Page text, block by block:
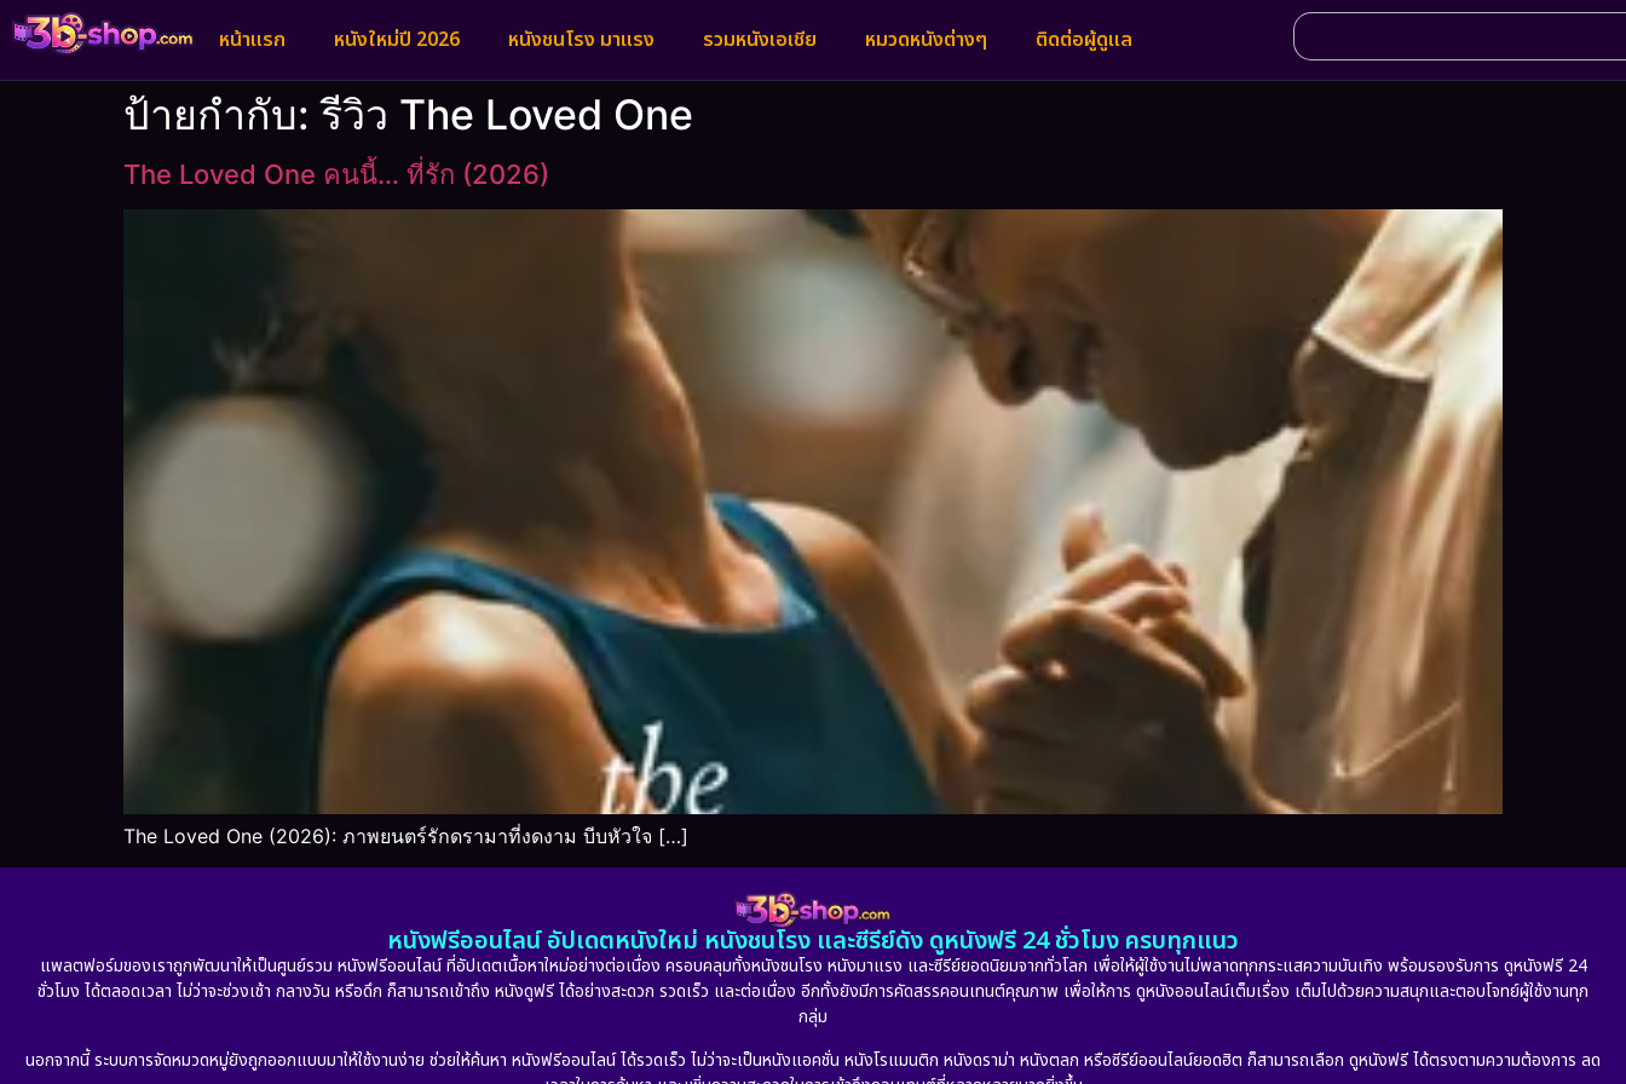
หน้าแรก หนังใหม่ปี 2026 หนังชนโรง มาแรง รวมหนังเอเชีย หมวดหนังต่างๆ ติดต่อผู้ดูแล
ป้ายกำกับ:รีวิว The Loved One
The Loved One คนนี้… ที่รัก (2026)
The Loved One (2026): ภาพยนตร์รักดรามาที่งดงาม บีบหัวใจ […]
หนังฟรีออนไลน์ อัปเดตหนังใหม่ หนังชนโรง และซีรีย์ดัง ดูหนังฟรี 24 ชั่วโมง ครบทุกแนว
แพลตฟอร์มของเราถูกพัฒนาให้เป็นศูนย์รวม หนังฟรีออนไลน์ ที่อัปเดตเนื้อหาใหม่อย่างต่อเนื่อง ครอบคลุมทั้งหนังชนโรง หนังมาแรง และซีรีย์ยอดนิยมจากทั่วโลก เพื่อให้ผู้ใช้งานไม่พลาดทุกกระแสความบันเทิง พร้อมรองรับการ ดูหนังฟรี 24
ชั่วโมง ได้ตลอดเวลา ไม่ว่าจะช่วงเช้า กลางวัน หรือดึก ก็สามารถเข้าถึง หนังดูฟรี ได้อย่างสะดวก รวดเร็ว และต่อเนื่อง อีกทั้งยังมีการคัดสรรคอนเทนต์คุณภาพ เพื่อให้การ ดูหนังออนไลน์เต็มเรื่อง เต็มไปด้วยความสนุกและตอบโจทย์ผู้ใช้งานทุก
กลุ่ม
นอกจากนี้ ระบบการจัดหมวดหมู่ยังถูกออกแบบมาให้ใช้งานง่าย ช่วยให้ค้นหา หนังฟรีออนไลน์ ได้รวดเร็ว ไม่ว่าจะเป็นหนังแอคชั่น หนังโรแมนติก หนังดราม่า หนังตลก หรือซีรีย์ออนไลน์ยอดฮิต ก็สามารถเลือก ดูหนังฟรี ได้ตรงตามความต้องการ ลด